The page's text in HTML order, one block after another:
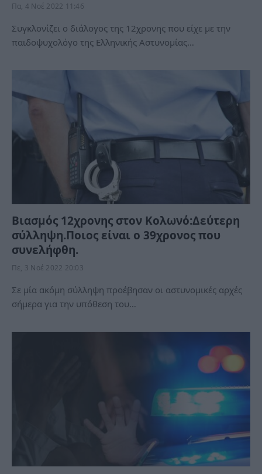
Πα, 4 Νοέ 2022 11:46
Συγκλονίζει ο διάλογος της 12χρονης που είχε με την
παιδοψυχολόγο της Ελληνικής Αστυνομίας…
Βιασμός 12χρονης στον Κολωνό:Δεύτερη
σύλληψη.Ποιος είναι ο 39χρονος που
συνελήφθη.
Πε, 3 Νοέ 2022 20:03
Σε μία ακόμη σύλληψη προέβησαν οι αστυνομικές αρχές
σήμερα για την υπόθεση του…